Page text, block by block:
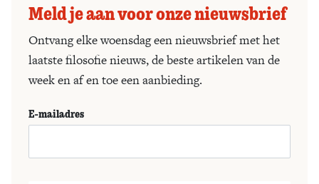
Meld je aan voor onze nieuwsbrief
Ontvang elke woensdag een nieuwsbrief met het
laatste filosofie nieuws, de beste artikelen van de
week en af en toe een aanbieding.
E-mailadres